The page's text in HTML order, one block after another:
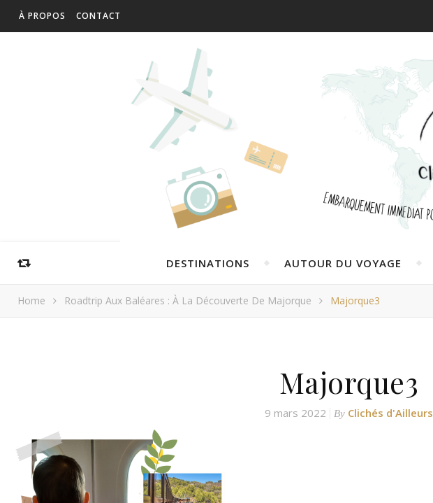
À PROPOS CONTACT
DESTINATIONS AUTOUR DU VOYAGE
Home Roadtrip Aux Baléares : À La Découverte De Majorque Majorque3
Majorque3
9 mars 2022 By Clichés d'Ailleurs